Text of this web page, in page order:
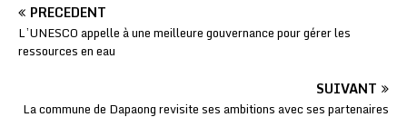
PRÉCÉDENT
L’UNESCO appelle à une meilleure gouvernance pour gérer les
ressources en eau
SUIVANT
La commune de Dapaong revisite ses ambitions avec ses partenaires